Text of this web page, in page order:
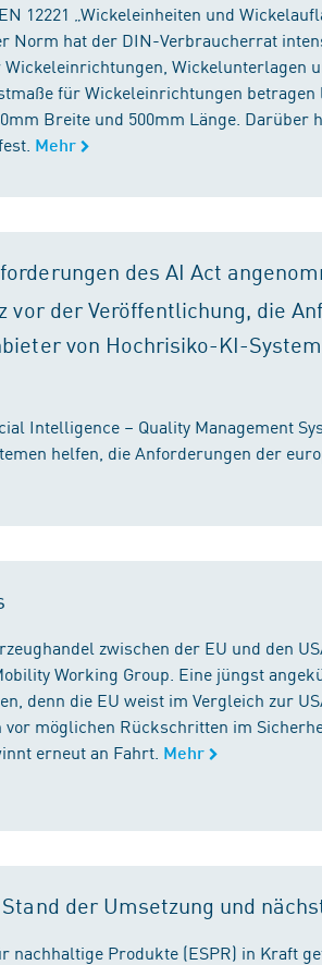
12221 „Wickeleinheiten und
Norm hat der DIN-Verbraucherrat
Wickelunterlagen
für Wickeleinrichtungen
Breite und 500mm Länge. Darüber
Mehr
des AI Act
der Veröffentlichung, die
von Hochrisiko-KI-
Intelligence – Quality Management
helfen, die Anforderungen der
zwischen der EU und den
Working Group. Eine jüngst
denn die EU weist im Vergleich zur
möglichen Rückschritten im
erneut an Fahrt. Mehr
der Umsetzung und
nachhaltige Produkte (ESPR) in Kraft